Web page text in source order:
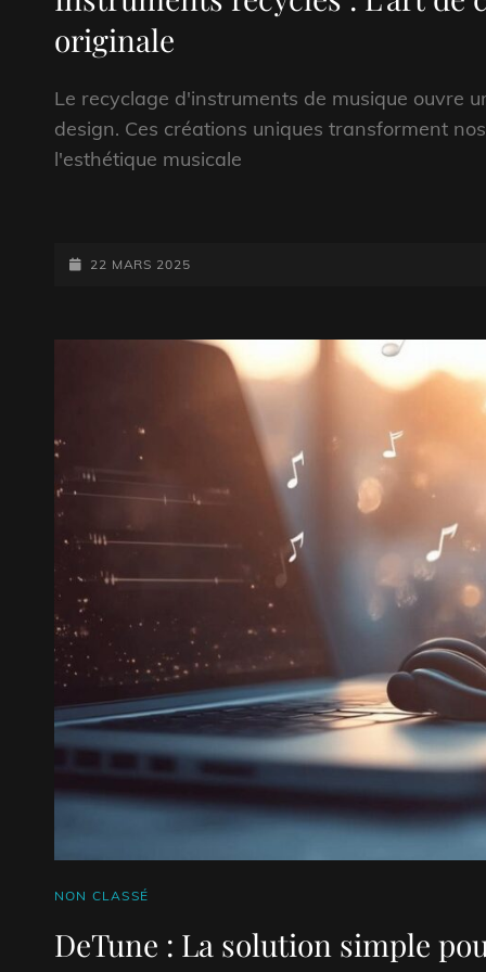
originale
Le recyclage d'instruments de musique ouvre
design. Ces créations uniques transforment
l'esthétique musicale
POSTED-
22 MARS 2025
CAT
NON CLASSÉ
DeTune : La solution simple